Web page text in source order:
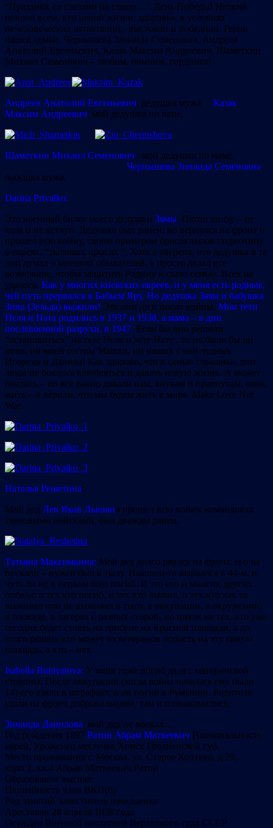
“Праздник со слезами на глазах…” День Победы! Низкий
поклон всем, кто ценой жизни, здоровья, в условиях
нечеловеческих испытаний,- выстояли и победили. Герои
нашей семьи, Чернышева Зинаида Семеновна, Андреев
Анатолий Евгеньевич, Казак Максим Андреевич, Шаметкин
Михаил Семенович – любим, помним, гордимся!
Андреев Анатолий Евгеньевич, дедушка мужа. Казак
Максим Андреевич, мой дедушка по папе.
Шаметкин Михаил Семенович, мой дедушка по маме.
Чернышева Зинаида Семеновна,
бабушка мужа.
Darina Privalko:
Это военный билет моего дедушки Зямы. Пятно внизу – не
кола и не кетчуп. Дедушка был ранен, но вернулся на фронт и
прошел всю войну, своим примером бросая вызов стереотипу
о евреях, “тыловых крысах “. Хотя я уверена, что дедушка в те
дни думал о мнениях обывателей, а просто делал все
возможное, чтобы защитить Родину и свою семью. Всех не
удалось. Как у многих киевских евреев, и у меня есть родные,
чей путь прервался в Бабьем Яру. Но дедушка Зяма и бабушка
Зина (Зельда) выжили! Это они до и после войны. Мои тети
Неля и Ната родились в 1937 и 1938, а мама – в дни
послевоенной разрухи, в 1947. Если бы они решили
“остановиться” на тете Неле и тете Нате , то не было бы ни
меня, ни моей сестры Машки, ни наших с ней чудных
Игорехи и Даника! Как здорово, что в самые страшные дни
люди не боялись влюбляться и давать новую жизнь. А может
боялись – но все равно давали нам, внукам и правнукам, шанс
жить – и верили, что мы будем жить в мире. Make Love Not
War.
Наталья Решетина:
Мой дед Лев Яков Львович прошел всю войну, командовал
танковыми войсками, был дважды ранен.
Татьяна Максимкина: Мой дед долго рвался на фронт, его не
пускали – нужен был в тылу. Наконец-то вырвался в 44-м, и
чуть ли не в первом бою погиб. И это его и многих других
победа: и тех кто погиб, и тех кто выжил, и тех кто как то
выживал или не выживал в тылу, в оккупации, в окружении,
в блокаде, в лагерях с разных сторон, но никак не тех, кто уже
сегодня будет стоять на трибуне на Красной площади, а до
этого решать кто может из ветеранов попасть на эту самую
площадь, а кто – нет.
Isabella Buniyatova: У меня тоже погиб дядя с материнской
стороны. После оккупации (когда война началась ему было
14) его взяли в штрафбат, и он погиб в Румынии. Родители
ушли на фронт добровольцами, там и познакомились.
Зинаида Данилова: мой дед не воевал…
Год рождения 1897 Ратин Абрам Матвеевич Национальность
еврей, Уроженец местечка Хомск Гродненской губ.
Место проживания г. Москва, ул. Старое Коптево, д.29,
корп.2, кв.4 Абрам Матвеевич Ратин
Образование высшее
Партийность член ВКП(б)
Род занятий заместитель начальника
Арестован 28 апреля 1938 года
Осужден Военной коллегией Верховного суда СССР